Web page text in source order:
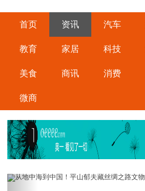
首页 资讯 汽车
教育 家居 科技
美食 商讯 消费
微商
Previous